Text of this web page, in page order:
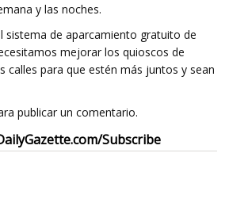
y las noches.
sistema de aparcamiento gratuito de
mejorar los quioscos de
calles para que estén más juntos y sean
publicar un comentario.
Subscribe